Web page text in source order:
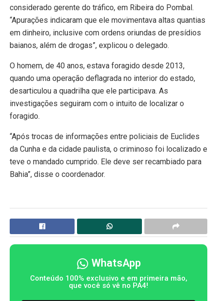
considerado gerente do tráfico, em Ribeira do Pombal.
“Apurações indicaram que ele movimentava altas quantias
em dinheiro, inclusive com ordens oriundas de presídios
baianos, além de drogas”, explicou o delegado.
O homem, de 40 anos, estava foragido desde 2013,
quando uma operação deflagrada no interior do estado,
desarticulou a quadrilha que ele participava. As
investigações seguiram com o intuito de localizar o
foragido.
“Após trocas de informações entre policiais de Euclides
da Cunha e da cidade paulista, o criminoso foi localizado e
teve o mandado cumprido. Ele deve ser recambiado para
Bahia”, disse o coordenador.
WhatsApp
Conteúdo 100% exclusivo e em primeira mão,
que você só vê no PA4!